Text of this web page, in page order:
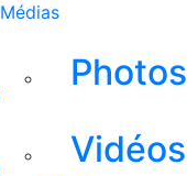
Médias
Photos
Vidéos